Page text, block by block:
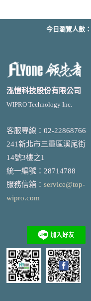
今日瀏覽人數：
泓愷科技股份有限公司
WIPRO Technology Inc.
客服專線：02-22868766
241新北市三重區溪尾街
14號3樓之1
統一編號 ： 28714788
服務信箱： service@top-
wipro.com